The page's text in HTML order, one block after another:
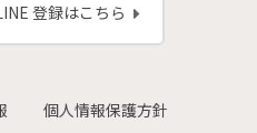
登録はこちら
個人情報保護方針